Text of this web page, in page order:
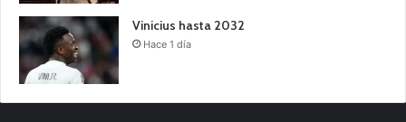
Vinicius hasta 2032
Hace 1 día